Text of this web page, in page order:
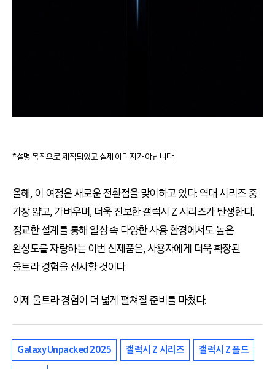
*설명 목적으로 제작되었고 실제 이미지가 아닙니다
올해, 이 여정은 새로운 전환점을 맞이하고 있다. 역대 시리즈 중
가장 얇고, 가벼우며, 더욱 진보한 갤럭시 Z 시리즈가 탄생한다.
정교한 설계를 통해 일상 속 다양한 사용 환경에서도 높은
완성도를 자랑하는 이번 신제품은, 사용자에게 더욱 확장된
울트라 경험을 선사할 것이다.
이제 울트라 경험이 더 넓게 펼쳐질 준비를 마쳤다.
Galaxy Unpacked 2025 갤럭시 Z 시리즈 갤럭시 Z 폴드